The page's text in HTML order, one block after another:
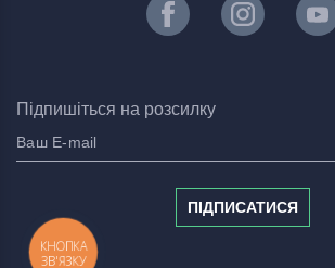
Підпишіться на розсилку
ПІДПИСАТИСЯ
КНОПКА
ЗВ'ЯЗКУ